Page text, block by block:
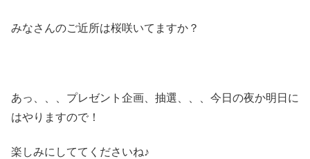
みなさんのご近所は桜咲いてますか？
あっ、、、プレゼント企画、抽選、、、今日の夜か明日に
はやりますので！
楽しみにしててくださいね♪